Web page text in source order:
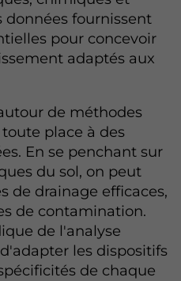
données fournissent
pour concevoir
adaptés aux
de méthodes
place à des
En se penchant sur
du sol, on peut
de drainage efficaces,
de contamination.
de l'analyse
les dispositifs
de chaque